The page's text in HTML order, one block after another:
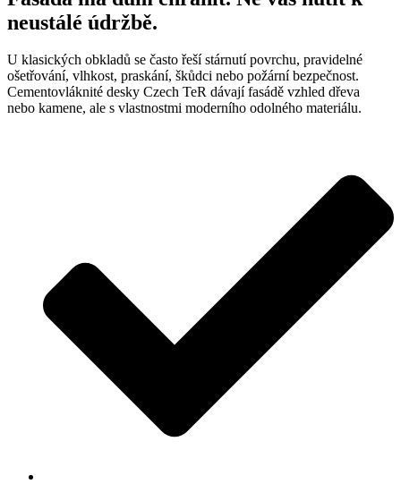
neustálé údržbě.
U klasických obkladů se často řeší stárnutí povrchu, pravidelné
ošetřování, vlhkost, praskání, škůdci nebo požární bezpečnost.
Cementovláknité desky Czech TeR dávají fasádě vzhled dřeva
nebo kamene, ale s vlastnostmi moderního odolného materiálu.